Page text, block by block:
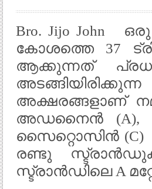
Bro. Jijo John
കോശത്തെ 37
ആക്കുന്നത്
അക്ഷരങ്ങളാണ്
അഡനൈൻ (A),
സൈറ്റൊസിൻ
രണ്ടു
സ്ട്രാൻഡിലെ A